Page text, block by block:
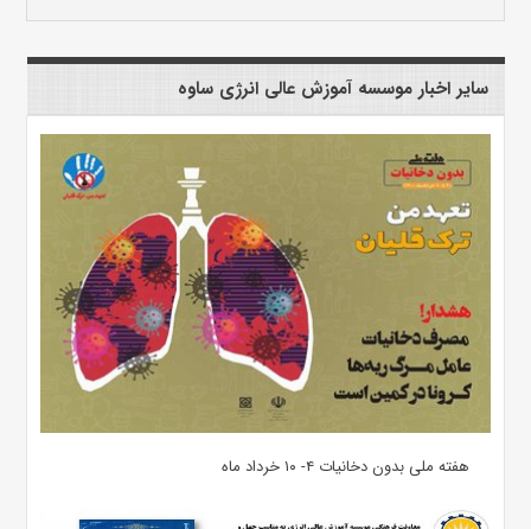
سایر اخبار موسسه آموزش عالی انرژی ساوه
هفته ملی بدون دخانیات ۴- ۱۰ خرداد ماه